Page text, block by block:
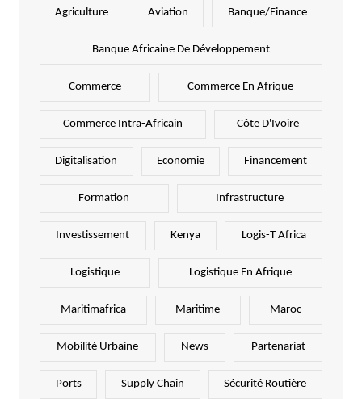
Agriculture Aviation Banque/Finance
Banque Africaine De Développement
Commerce Commerce En Afrique
Commerce Intra-Africain Côte D'Ivoire
Digitalisation Economie Financement
Formation Infrastructure
Investissement Kenya Logis-T Africa
Logistique Logistique En Afrique
Maritimafrica Maritime Maroc
Mobilité Urbaine News Partenariat
Ports Supply Chain Sécurité Routière